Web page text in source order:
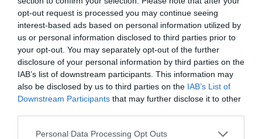
opt-out request is processed you may continue seeing
interest-based ads based on personal information utilized by
us or personal information disclosed to third parties prior to
your opt-out. You may separately opt-out of the further
disclosure of your personal information by third parties on the
IAB’s list of downstream participants. This information may
also be disclosed by us to third parties on the IAB’s List of
Downstream Participants that may further disclose it to other
Please note that this website/app uses one or more Google
Personal Data Processing Opt Outs